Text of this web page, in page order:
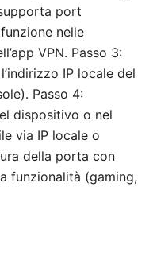
port
nelle
VPN. Passo 3:
IP locale del
Passo 4:
dispositivo o nel
via IP locale o
della porta con
funzionalità (gaming,